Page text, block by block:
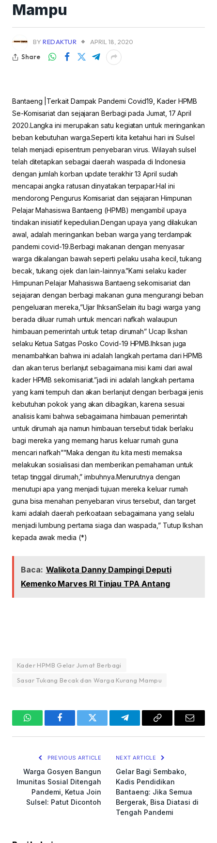
Mampu
BY REDAKTUR
APRIL 18, 2020
Share
Bantaeng |Terkait Dampak Pandemi Covid19, Kader HPMB
Se-Komisariat dan sejajaran Berbagi pada Jumat, 17 April
2020.Langka ini merupakan satu kegiatan untuk meringankan
beban kebutuhan warga.Seperti kita ketahui hari ini Sulsel
telah menjadi episentrum penyebaran virus. Wilayah sulsel
telah ditetapkan sebagai daerah waspada di Indonesia
dengan jumlah korban update terakhir 13 April sudah
mencapai angka ratusan dinyatakan terpapar.Hal ini
mendorong Pengurus Komisariat dan sejajaran Himpunan
Pelajar Mahasiswa Bantaeng (HPMB) mengambil upaya
tindakan inisiatif kepedulian.Dengan upaya yang dilakukan
awal, adalah meringankan beban warga yang terdampak
pandemi covid-19.Berbagi makanan dengan menyasar
warga dikalangan bawah seperti pelaku usaha kecil, tukang
becak, tukang ojek dan lain-lainnya.”Kami selaku kader
Himpunan Pelajar Mahasiswa Bantaeng sekomisariat dan
sejajaran dengan berbagi makanan guna mengurangi beban
pengeluaran mereka,”Ujar IhksanSelain itu bagi warga yang
berada diluar rumah untuk mencari nafkah walaupun
himbauan pemerintah untuk tetap dirumah” Ucap Ikshan
selaku Ketua Satgas Posko Covid-19 HPMB.Ihksan juga
menambahkan bahwa ini adalah langkah pertama dari HPMB
dan akan terus berlanjut sebagaimana misi kami dari awal
kader HPMB sekomisariat.”jadi ini adalah langkah pertama
yang kami tempuh dan akan berlanjut dengan berbagai jenis
kebutuhan pokok yang akan dibagikan, karena sesuai
analisis kami bahwa sebagaimana himbauan pemerintah
untuk dirumah aja namun himbauan tersebut tidak berlaku
bagi mereka yang memang harus keluar rumah guna
mencari nafkah””Maka dengan itu kita mesti memaksa
melakukan sosialisasi dan memberikan pemahaman untuk
tetap tinggal dirumah,” imbuhnya.Menurutnya dengan
menutupi apa yang menjadi tujuan mereka keluar rumah
guna bisa menahan penyebaran virus tersebut, dan target
kami adalah daerah perkoataan sebagaimana yang selalu
menjadi lumbung pertama siaga dan waspada,” Tutup Ikshan
kepada awak media (*)
Baca: Walikota Danny Dampingi Deputi
Kemenko Marves RI Tinjau TPA Antang
Kader HPMB Gelar Jumat Berbagi
Sasar Tukang Becak dan Warga Kurang Mampu
WhatsAppFacebookTwitter TelegramCopy
Email
PREVIOUS ARTICLE
Warga Gosyen Bangun
Imunitas Sosial Ditengah
Pandemi, Ketua Join
Sulsel: Patut Dicontoh
NEXT ARTICLE
Gelar Bagi Sembako,
Kadis Pendidikan
Bantaeng: Jika Semua
Bergerak, Bisa Diatasi di
Tengah Pandemi